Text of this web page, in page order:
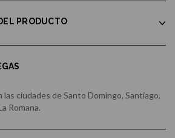
PRODUCTO
las ciudades de Santo Domingo, Santiago,
Romana.